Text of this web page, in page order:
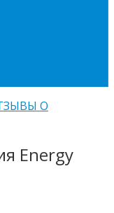
О
Energy